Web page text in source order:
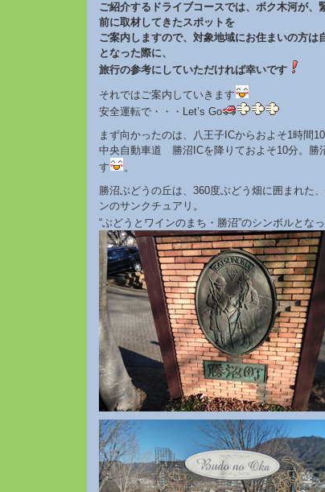
ご紹介するドライブコースでは、ボク木河が、
前に取材してきたスポットを
ご案内しますので、対象地域にお住まいの方は
となった際に、
旅行の参考にしていただければ幸いです
それではご案内していきます
安全運転で・・・Let’s Go
まず向かったのは、八王子ICからおよそ1時間10
中央自動車道 勝沼ICを降りておよそ10分。勝
す
。
勝沼ぶどうの丘は、360度ぶどう畑に囲まれた
ンのサンクチュアリ。
“ぶどうとワインのまち・勝沼”のシンボルとな